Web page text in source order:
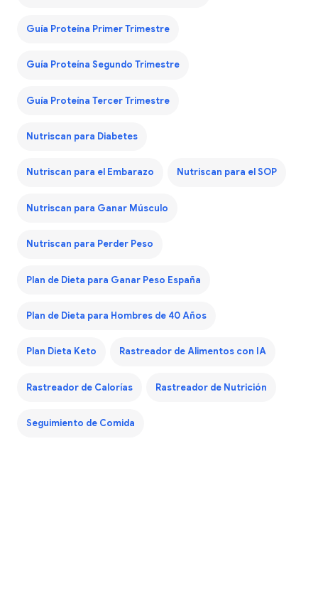
Guía Proteína Primer Trimestre
Guía Proteína Segundo Trimestre
Guía Proteína Tercer Trimestre
Nutriscan para Diabetes
Nutriscan para el Embarazo Nutriscan para el SOP
Nutriscan para Ganar Músculo
Nutriscan para Perder Peso
Plan de Dieta para Ganar Peso España
Plan de Dieta para Hombres de 40 Años
Plan Dieta Keto Rastreador de Alimentos con IA
Rastreador de Calorías Rastreador de Nutrición
Seguimiento de Comida